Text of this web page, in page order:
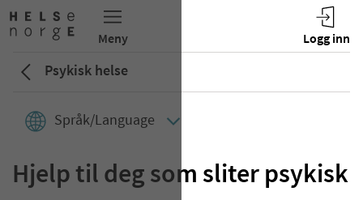
Psykisk helse
Språk/Language
Hjelp til deg som sliter psykisk